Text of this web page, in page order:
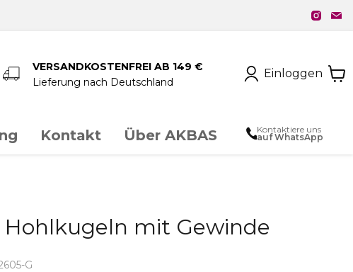
VERSANDKOSTENFREI AB 149 €
Lieferung nach Deutschland
Einloggen
Schloss & Zubehör
Kontakt Über AKBAS Kontaktiere uns
auf WhatsApp
Hohlkugeln mit Gewinde
G